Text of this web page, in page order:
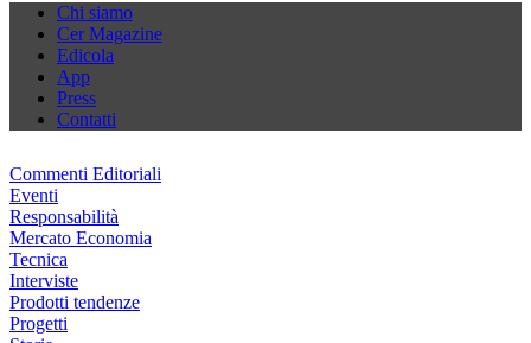
Chi siamo
Cer Magazine
Edicola
App
Press
Contatti
Commenti Editoriali
Eventi
Responsabilità
Mercato Economia
Tecnica
Interviste
Prodotti tendenze
Progetti